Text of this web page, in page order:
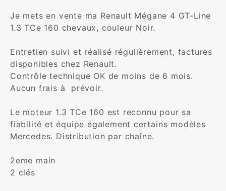
Je mets en vente ma Renault Mégane 4 GT-Line
1.3 TCe 160 chevaux, couleur Noir.
Entretien suivi et réalisé régulièrement, factures
disponibles chez Renault.
Contrôle technique OK de moins de 6 mois.
Aucun frais à  prévoir.
Le moteur 1.3 TCe 160 est reconnu pour sa
fiabilité et équipe également certains modèles
Mercedes. Distribution par chaîne.
2eme main
2 clés